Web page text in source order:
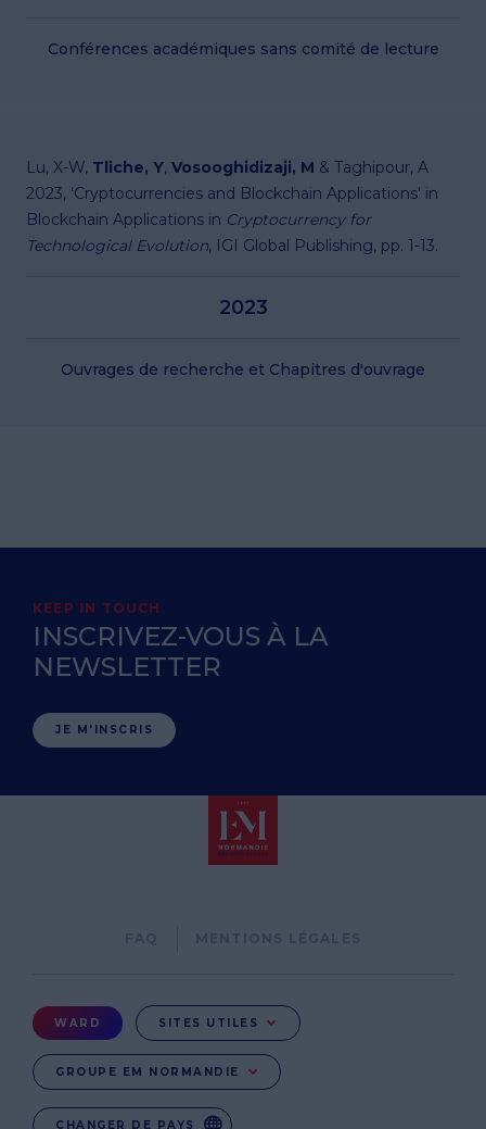
Conférences académiques sans comité de lecture
Lu, X-W, Tliche, Y, Vosooghidizaji, M & Taghipour, A
2023, 'Cryptocurrencies and Blockchain Applications' in
Blockchain Applications in Cryptocurrency for
Technological Evolution, IGI Global Publishing, pp. 1-13.
2023
Ouvrages de recherche et Chapitres d'ouvrage
KEEP IN TOUCH
INSCRIVEZ-VOUS À LA
NEWSLETTER
JE M'INSCRIS
Menu
Ward
WARD SITES UTILES
GROUPE EM NORMANDIE
CHANGER DE PAYS